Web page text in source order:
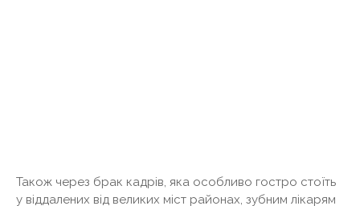
Також через брак кадрів, яка особливо гостро стоїть
у віддалених від великих міст районах, зубним лікарям